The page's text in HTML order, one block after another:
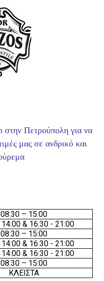
στην Πετρούπολη για να
μας σε ανδρικό και
08:30 – 15:00
& 16:30 - 21:00
08:30 – 15:00
& 16:30 - 21:00
& 16:30 - 21:00
08:30 – 15:00
ΚΛΕΙΣΤΑ